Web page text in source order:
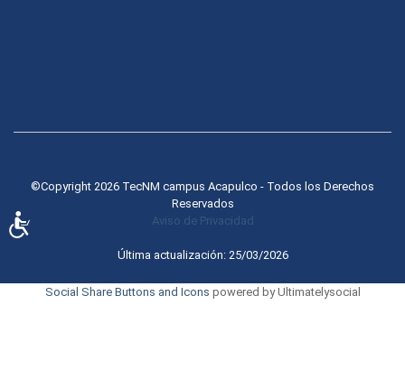
©Copyright 2026 TecNM campus Acapulco - Todos los Derechos
Reservados
Aviso de Privacidad
Última actualización: 25/03/2026
Social Share Buttons and Icons powered by Ultimatelysocial